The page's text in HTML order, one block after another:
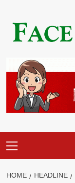
content
Menu
HOME HEADLINE